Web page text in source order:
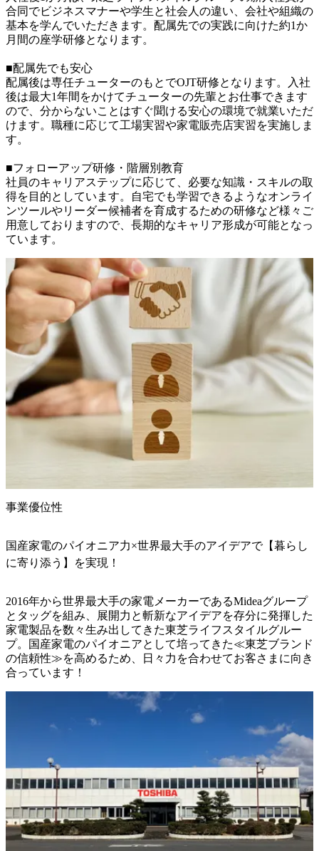
合同でビジネスマナーや学生と社会人の違い、会社や組織の
基本を学んでいただきます。配属先での実践に向けた約1か
月間の座学研修となります。
■配属先でも安心
配属後は専任チューターのもとでOJT研修となります。入社
後は最大1年間をかけてチューターの先輩とお仕事できます
ので、分からないことはすぐ聞ける安心の環境で就業いただ
けます。職種に応じて工場実習や家電販売店実習を実施しま
す。
■フォローアップ研修・階層別教育
社員のキャリアステップに応じて、必要な知識・スキルの取
得を目的としています。自宅でも学習できるようなオンライ
ンツールやリーダー候補者を育成するための研修など様々ご
用意しておりますので、長期的なキャリア形成が可能となっ
ています。
事業優位性
国産家電のパイオニア力×世界最大手のアイデアで【暮らし
に寄り添う】を実現！
2016年から世界最大手の家電メーカーであるMideaグループ
とタッグを組み、展開力と斬新なアイデアを存分に発揮した
家電製品を数々生み出してきた東芝ライフスタイルグルー
プ。国産家電のパイオニアとして培ってきた≪東芝ブランド
の信頼性≫を高めるため、日々力を合わせてお客さまに向き
合っています！